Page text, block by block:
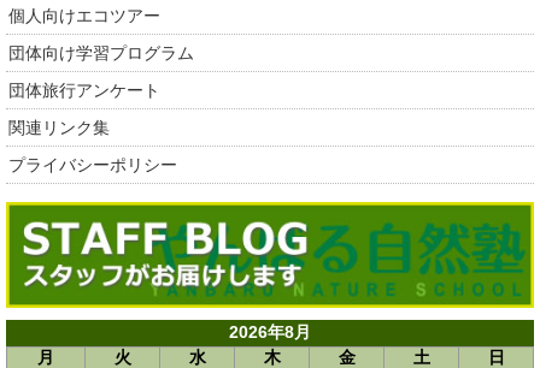
個人向けエコツアー
団体向け学習プログラム
団体旅行アンケート
関連リンク集
プライバシーポリシー
2026年8月
月
火 水 木 金 土
日